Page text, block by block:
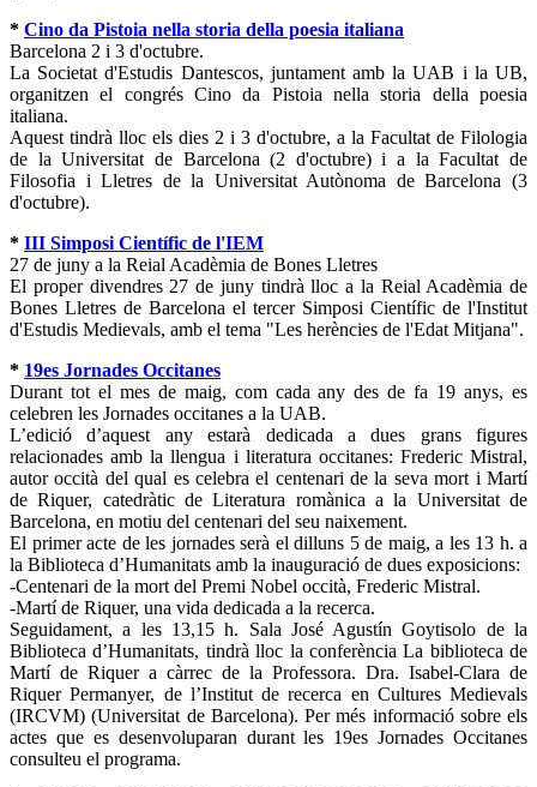
* Cino da Pistoia nella storia della poesia italiana
Barcelona 2 i 3 d'octubre.
La Societat d'Estudis Dantescos, juntament amb la UAB i la UB,
organitzen el congrés Cino da Pistoia nella storia della poesia
italiana.
Aquest tindrà lloc els dies 2 i 3 d'octubre, a la Facultat de Filologia
de la Universitat de Barcelona (2 d'octubre) i a la Facultat de
Filosofia i Lletres de la Universitat Autònoma de Barcelona (3
d'octubre).
* III Simposi Científic de l'IEM
27 de juny a la Reial Acadèmia de Bones Lletres
El proper divendres 27 de juny tindrà lloc a la Reial Acadèmia de
Bones Lletres de Barcelona el tercer Simposi Científic de l'Institut
d'Estudis Medievals, amb el tema "Les herències de l'Edat Mitjana".
* 19es Jornades Occitanes
Durant tot el mes de maig, com cada any des de fa 19 anys, es
celebren les Jornades occitanes a la UAB.
L’edició d’aquest any estarà dedicada a dues grans figures
relacionades amb la llengua i literatura occitanes: Frederic Mistral,
autor occità del qual es celebra el centenari de la seva mort i Martí
de Riquer, catedràtic de Literatura romànica a la Universitat de
Barcelona, en motiu del centenari del seu naixement.
El primer acte de les jornades serà el dilluns 5 de maig, a les 13 h. a
la Biblioteca d’Humanitats amb la inauguració de dues exposicions:
-Centenari de la mort del Premi Nobel occità, Frederic Mistral.
-Martí de Riquer, una vida dedicada a la recerca.
Seguidament, a les 13,15 h. Sala José Agustín Goytisolo de la
Biblioteca d’Humanitats, tindrà lloc la conferència La biblioteca de
Martí de Riquer a càrrec de la Professora. Dra. Isabel-Clara de
Riquer Permanyer, de l’Institut de recerca en Cultures Medievals
(IRCVM) (Universitat de Barcelona). Per més informació sobre els
actes que es desenvoluparan durant les 19es Jornades Occitanes
consulteu el programa.